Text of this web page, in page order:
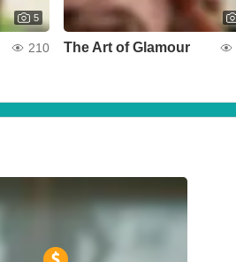
5
210 The Art of Glamour